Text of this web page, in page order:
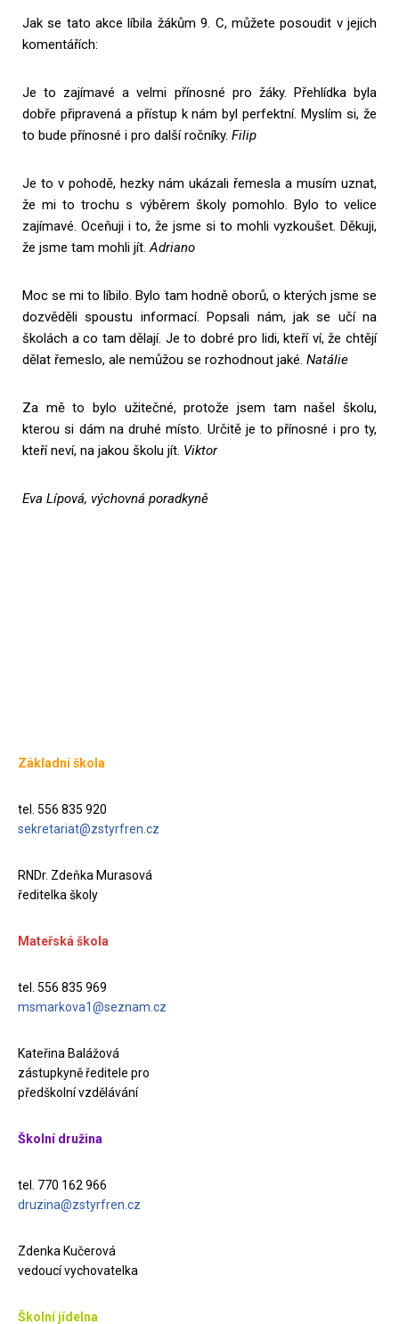
Jak se tato akce líbila žákům 9. C, můžete posoudit v jejich
komentářích:
Je to zajímavé a velmi přínosné pro žáky. Přehlídka byla
dobře připravená a přístup k nám byl perfektní. Myslím si, že
to bude přínosné i pro další ročníky. Filip
Je to v pohodě, hezky nám ukázali řemesla a musím uznat,
že mi to trochu s výběrem školy pomohlo. Bylo to velice
zajímavé. Oceňuji i to, že jsme si to mohli vyzkoušet. Děkuji,
že jsme tam mohli jít.Adriano
Moc se mi to líbilo. Bylo tam hodně oborů, o kterých jsme se
dozvěděli spoustu informací. Popsali nám, jak se učí na
školách a co tam dělají. Je to dobré pro lidi, kteří ví, že chtějí
dělat řemeslo, ale nemůžou se rozhodnout jaké. Natálie
Za mě to bylo užitečné, protože jsem tam našel školu,
kterou si dám na druhé místo. Určitě je to přínosné i pro ty,
kteří neví, na jakou školu jít. Viktor
Eva Lípová, výchovná poradkyně
Základní škola
tel. 556 835 920
sekretariat@zstyrfren.cz
RNDr. Zdeňka Murasová
ředitelka školy
Mateřská škola
tel. 556 835 969
msmarkova1@seznam.cz
Kateřina Balážová
zástupkyně ředitele pro
předškolní vzdělávání
Školní družina
tel. 770 162 966
druzina@zstyrfren.cz
Zdenka Kučerová
vedoucí vychovatelka
Školní jídelna